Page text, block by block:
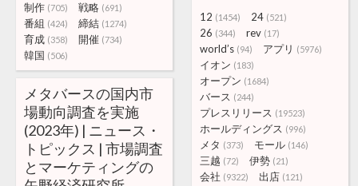
制作 (705) 戦略 (691)
番組 (424) 締結 (1274)
育成 (358) 開催 (734)
韓国 (506)
12 (1454) 24 (521)
26 (344) rev (17)
world’s (94) アプリ (5976)
イオン (183)
オープン (1684)
バース (244)
プレスリリース (19523)
ホールディングス (996)
メタ (373) モール (146)
三越 (72) 伊勢 (21)
会社 (9322) 出店 (121)
メタバースの国内市
場動向調査を実施
(2023年) | ニュース・
トピックス | 市場調査
とマーケティングの